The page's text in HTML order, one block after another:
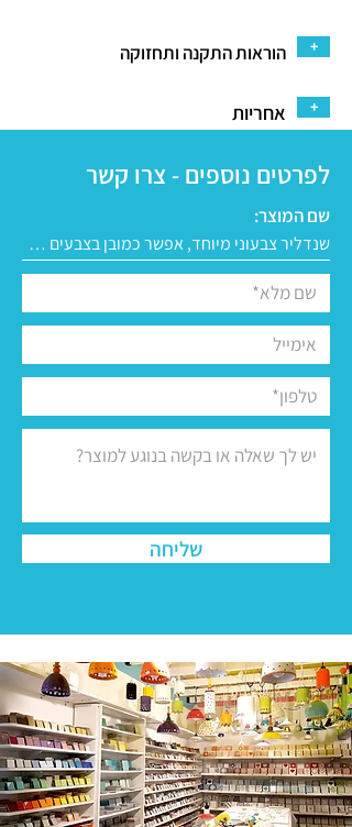
הוראות התקנה ותחזוקה +
אחריות +
לפרטים נוספים - צרו קשר
שם המוצר:
שליחה